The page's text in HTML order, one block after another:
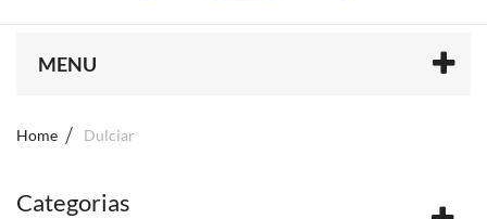
MENU
Home Dulciar
Categorias